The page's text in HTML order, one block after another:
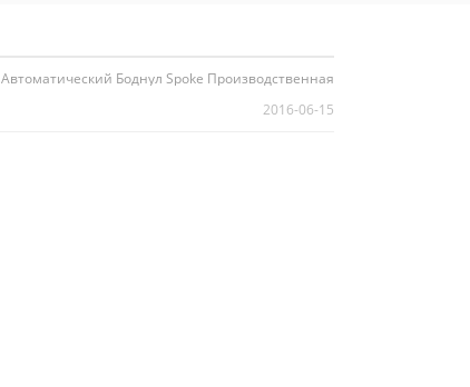
Автоматический Боднул Spoke Производственная
Линия
2016-06-15